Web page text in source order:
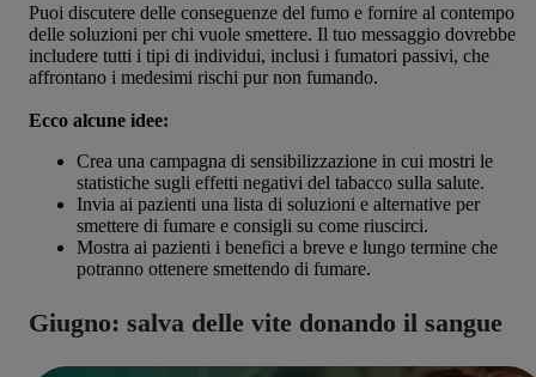
Puoi discutere delle conseguenze del fumo e fornire al contempo
delle soluzioni per chi vuole smettere. Il tuo messaggio dovrebbe
includere tutti i tipi di individui, inclusi i fumatori passivi, che
affrontano i medesimi rischi pur non fumando.
Ecco alcune idee:
Crea una campagna di sensibilizzazione in cui mostri le
statistiche sugli effetti negativi del tabacco sulla salute.
Invia ai pazienti una lista di soluzioni e alternative per
smettere di fumare e consigli su come riuscirci.
Mostra ai pazienti i benefici a breve e lungo termine che
potranno ottenere smettendo di fumare.
Giugno: salva delle vite donando il sangue